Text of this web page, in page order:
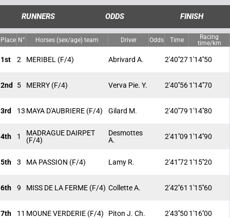
RUNNERS ODDS FINISH
Place N° Horses (sex/age) team Driver Odds Time
Racing
time/km
1st 2 MERIBEL (F/4) Abrivard A. 2'40''271'14''50
2nd 5 MERRY (F/4) Verva Pie. Y. 2'40''561'14''70
3rd 13 MAYA D'AUBRIERE (F/4) Gilard M. 2'40''79 1'14''80
4th 1
MADRAGUE DAIRPET
(F/4)
Desmottes
A.
2'41''09 1'14''90
5th 3 MA PASSION (F/4) Lamy R. 2'41''72 1'15''20
6th 9 MISS DE LA FERME (F/4) Collette A. 2'42''61 1'15''60
7th 11 MOUNE VERDERIE (F/4) Piton J. Ch. 2'43''50 1'16''00